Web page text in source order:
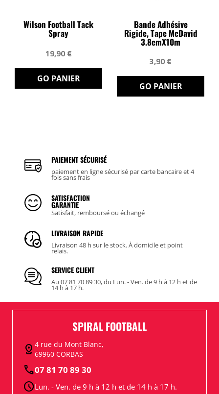
Wilson Football Tack
Spray
19,90 €
GO PANIER
Bande Adhésive
Rigide, Tape McDavid
3.8cmX10m
3,90 €
GO PANIER
PAIEMENT SÉCURISÉ
paiement en ligne sécurisé par carte bancaire et 4
fois sans frais
SATISFACTION
GARANTIE
Satisfait, remboursé ou échangé
LIVRAISON RAPIDE
Livraison 48 h sur le stock. À domicile et point
relais.
SERVICE CLIENT
Au 07 81 70 89 30, du Lun. - Ven. de 9 h à 12 h et de
14 h à 17 h.
SPIRAL FOOTBALL
distance 4 rue du Mont Blanc,
69960 CORBAS
call07 81 70 89 30
scheduleLun. - Ven. de 9 h à 12 h et de 14 h à 17 h.